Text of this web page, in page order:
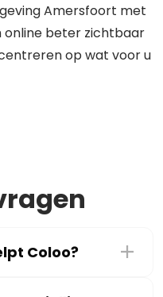
Amersfoort met
online beter zichtbaar
op wat voor u
Coloo?